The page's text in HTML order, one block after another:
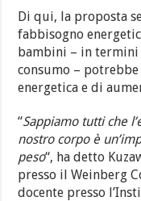
Di qui, la proposta
fabbisogno
bambini – in
consumo –
energetica e di
“Sappiamo tutti che
nostro corpo è
peso“, ha detto
presso il Weinberg
docente presso